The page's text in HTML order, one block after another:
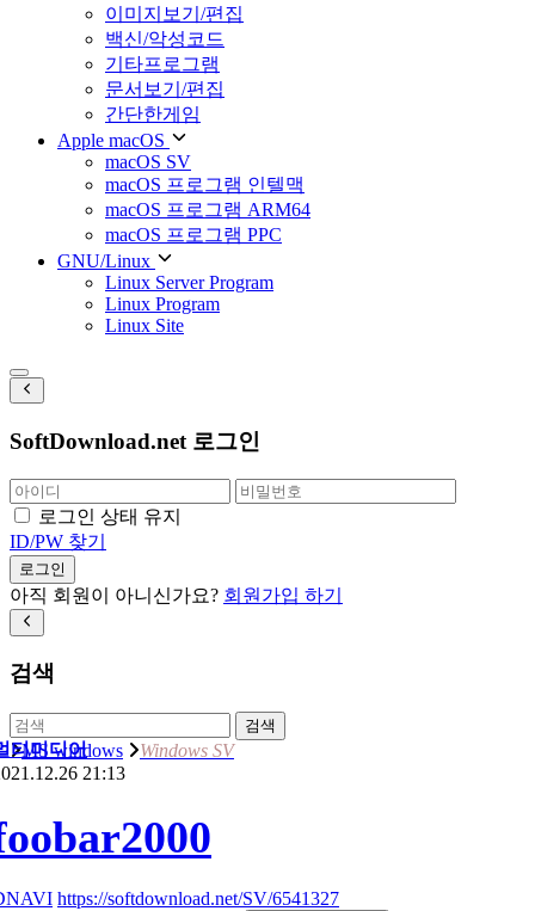
이미지보기/편집
백신/악성코드
기타프로그램
문서보기/편집
간단한게임
Apple macOS
macOS SV
macOS 프로그램 인텔맥
macOS 프로그램 ARM64
macOS 프로그램 PPC
GNU/Linux
Linux Server Program
Linux Program
Linux Site
SoftDownload.net 로그인
로그인 상태 유지
ID/PW 찾기
로그인
아직 회원이 아니신가요? 회원가입 하기
검색
검색
MS windows Windows SV
티미디어
21:13
https://softdownload.net/SV/6541327